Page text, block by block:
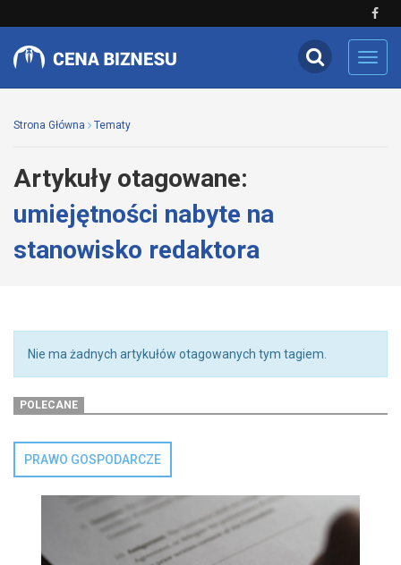
Strona Główna Tematy
Artykuły otagowane:
umiejętności nabyte na
stanowisko redaktora
Nie ma żadnych artykułów otagowanych tym tagiem.
POLECANE
PRAWO GOSPODARCZE